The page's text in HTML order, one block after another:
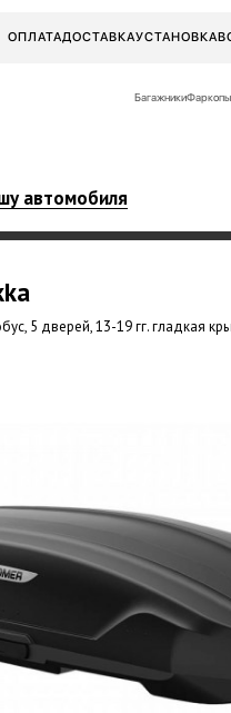
ОПЛАТАДОСТАВКАУСТАНОВКА
БагажникиФаркопы
автомобиля
5 дверей, 13-19 гг. гладкая